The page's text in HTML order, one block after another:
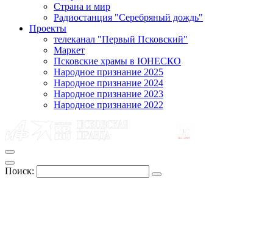
Страна и мир
Радиостанция "Серебряный дождь"
Проекты
телеканал "Первый Псковский"
Маркет
Псковские храмы в ЮНЕСКО
Народное признание 2025
Народное признание 2024
Народное признание 2023
Народное признание 2022
Поиск: